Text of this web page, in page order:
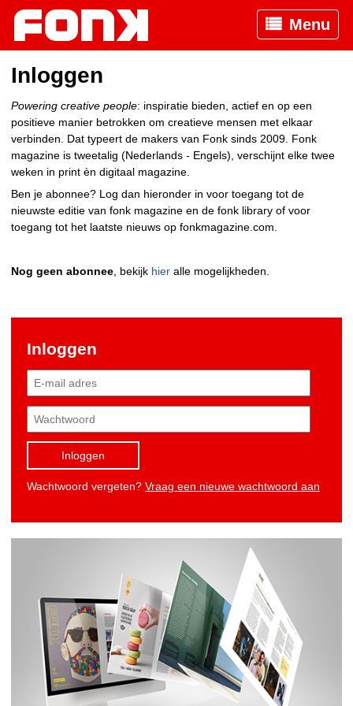
Menu
Inloggen
Powering creative people: inspiratie bieden, actief en op een
positieve manier betrokken om creatieve mensen met elkaar
verbinden. Dat typeert de makers van Fonk sinds 2009. Fonk
magazine is tweetalig (Nederlands - Engels), verschijnt elke twee
weken in print èn digitaal magazine.
Ben je abonnee? Log dan hieronder in voor toegang tot de
nieuwste editie van fonk magazine en de fonk library of voor
toegang tot het laatste nieuws op fonkmagazine.com.
Nog geen abonnee , bekijk hier alle mogelijkheden.
Inloggen
Inloggen
Wachtwoord vergeten? Vraag een nieuwe wachtwoord aan